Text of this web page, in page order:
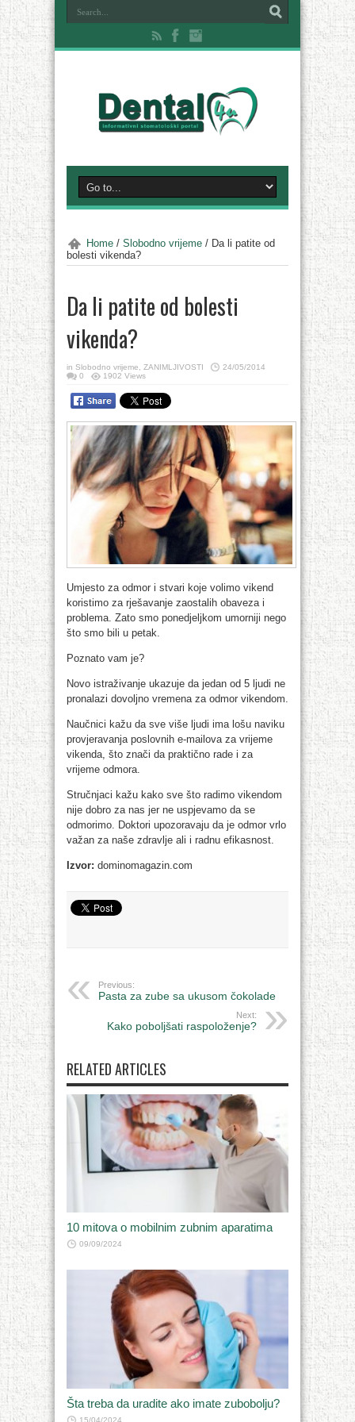
Home / Slobodno vrijeme / Da li patite od
bolesti vikenda?
Da li patite od bolesti
vikenda?
in Slobodno vrijeme ZANIMLJIVOSTI
24/05/2014
0
1902 Views
Umjesto za odmor i stvari koje volimo vikend
koristimo za rješavanje zaostalih obaveza i
problema. Zato smo ponedjeljkom umorniji nego
što smo bili u petak.
Poznato vam je?
Novo istraživanje ukazuje da jedan od 5 ljudi ne
pronalazi dovoljno vremena za odmor vikendom.
Naučnici kažu da sve više ljudi ima lošu naviku
provjeravanja poslovnih e-mailova za vrijeme
vikenda, što znači da praktično rade i za
vrijeme odmora.
Stručnjaci kažu kako sve što radimo vikendom
nije dobro za nas jer ne uspjevamo da se
odmorimo. Doktori upozoravaju da je odmor vrlo
važan za naše zdravlje ali i radnu efikasnost.
Izvor: dominomagazin.com
Previous:
Pasta za zube sa ukusom čokolade
Next:
Kako poboljšati raspoloženje?
RELATED ARTICLES
10 mitova o mobilnim zubnim aparatima
09/09/2024
Šta treba da uradite ako imate zubobolju?
15/04/2024